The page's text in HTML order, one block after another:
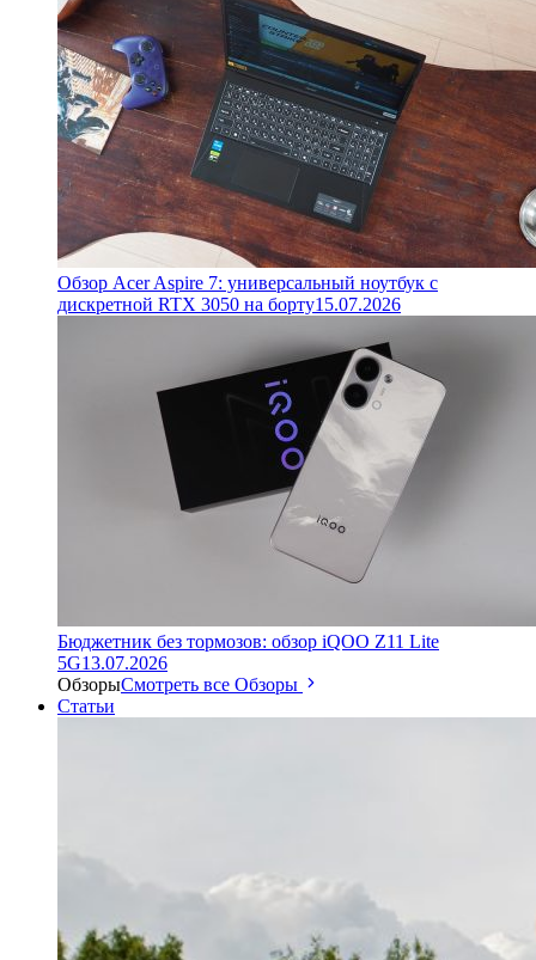
Обзор Acer Aspire 7: универсальный ноутбук с
дискретной RTX 3050 на борту15.07.2026
Бюджетник без тормозов: обзор iQOO Z11 Lite
5G13.07.2026
ОбзорыСмотреть все Обзоры
Статьи